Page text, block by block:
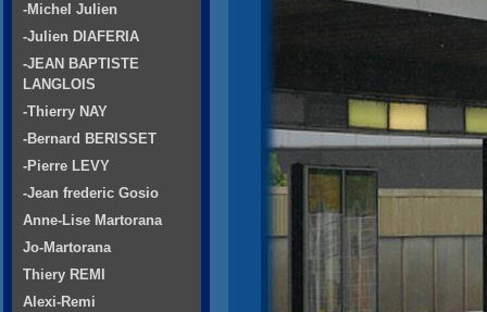
-Michel Julien
-Julien DIAFERIA
-JEAN BAPTISTE
LANGLOIS
-Thierry NAY
-Bernard BERISSET
-Pierre LEVY
-Jean frederic Gosio
Anne-Lise Martorana
Jo-Martorana
Thiery REMI
Alexi-Remi